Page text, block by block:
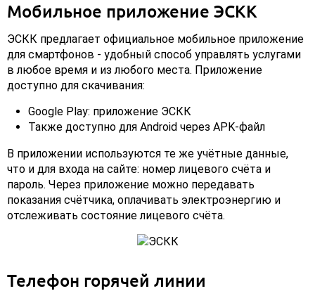
Мобильное приложение ЭСКК
ЭСКК предлагает официальное мобильное приложение
для смартфонов - удобный способ управлять услугами
в любое время и из любого места. Приложение
доступно для скачивания:
Google Play: приложение ЭСКК
Также доступно для Android через APK-файл
В приложении используются те же учётные данные,
что и для входа на сайте: номер лицевого счёта и
пароль. Через приложение можно передавать
показания счётчика, оплачивать электроэнергию и
отслеживать состояние лицевого счёта.
Телефон горячей линии